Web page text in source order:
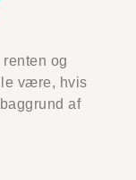
og
være, hvis
af